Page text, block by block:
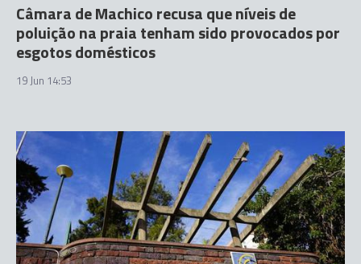
Câmara de Machico recusa que níveis de
poluição na praia tenham sido provocados por
esgotos domésticos
19 Jun 14:53